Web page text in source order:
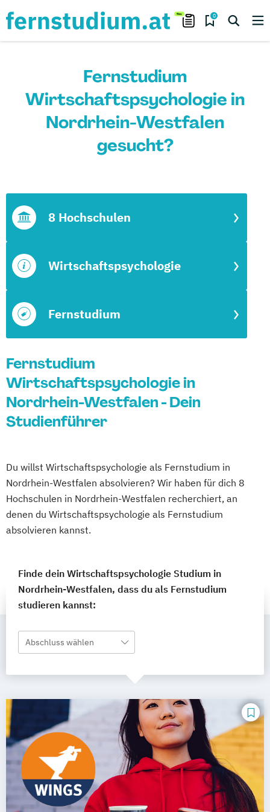
0
Fernstudium
Wirtschaftspsychologie in
Nordrhein-Westfalen
gesucht?
Fernstudium
Wirtschaftspsychologie
8 Hochschulen
Fernstudium
Wirtschaftspsychologie in
Nordrhein-Westfalen - Dein
Studienführer
Du willst Wirtschaftspsychologie als Fernstudium in
Nordrhein-Westfalen absolvieren? Wir haben für dich 8
Hochschulen in Nordrhein-Westfalen recherchiert, an
denen du Wirtschaftspsychologie als Fernstudium
absolvieren kannst.
Finde dein Wirtschaftspsychologie Studium in
Nordrhein-Westfalen, dass du als Fernstudium
studieren kannst:
Abschluss wählen